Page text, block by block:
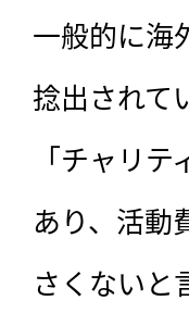
一般的に海
捻出されて
「チャリ
あり、活動
さくないと